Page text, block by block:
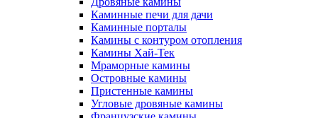
Каминные печи для дачи
Каминные порталы
Камины с контуром отопления
Камины Хай-Тек
Мраморные камины
Островные камины
Пристенные камины
Угловые дровяные камины